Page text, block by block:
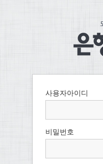
사용자아이디
비밀번호